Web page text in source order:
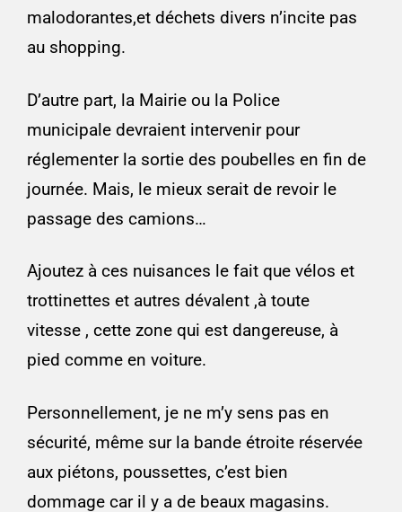
malodorantes,et déchets divers n’incite pas
au shopping.
D’autre part, la Mairie ou la Police
municipale devraient intervenir pour
réglementer la sortie des poubelles en fin de
journée. Mais, le mieux serait de revoir le
passage des camions…
Ajoutez à ces nuisances le fait que vélos et
trottinettes et autres dévalent ,à toute
vitesse , cette zone qui est dangereuse, à
pied comme en voiture.
Personnellement, je ne m’y sens pas en
sécurité, même sur la bande étroite réservée
aux piétons, poussettes, c’est bien
dommage car il y a de beaux magasins.